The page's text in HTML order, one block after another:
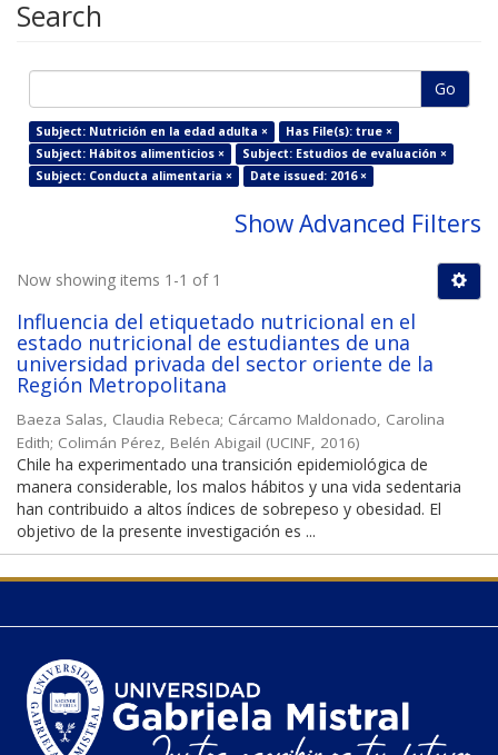
Search
Go
Subject: Nutrición en la edad adulta ×
Has File(s): true ×
Subject: Hábitos alimenticios ×
Subject: Estudios de evaluación ×
Subject: Conducta alimentaria ×
Date issued: 2016 ×
Show Advanced Filters
Now showing items 1-1 of 1
Influencia del etiquetado nutricional en el
estado nutricional de estudiantes de una
universidad privada del sector oriente de la
Región Metropolitana
Baeza Salas, Claudia Rebeca; Cárcamo Maldonado, Carolina
Edith; Colimán Pérez, Belén Abigail (UCINF, 2016)
Chile ha experimentado una transición epidemiológica de
manera considerable, los malos hábitos y una vida sedentaria
han contribuido a altos índices de sobrepeso y obesidad. El
objetivo de la presente investigación es ...